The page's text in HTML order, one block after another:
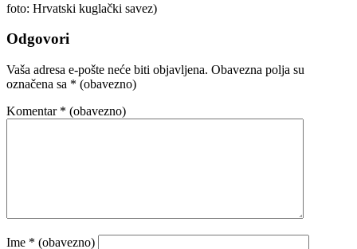
foto: Hrvatski kuglački savez)
Odgovori
Vaša adresa e-pošte neće biti objavljena. Obavezna polja su
označena sa * (obavezno)
Komentar * (obavezno)
Ime * (obavezno)